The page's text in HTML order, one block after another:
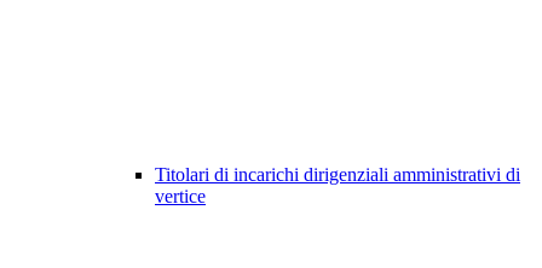
Titolari di incarichi dirigenziali amministrativi di
vertice